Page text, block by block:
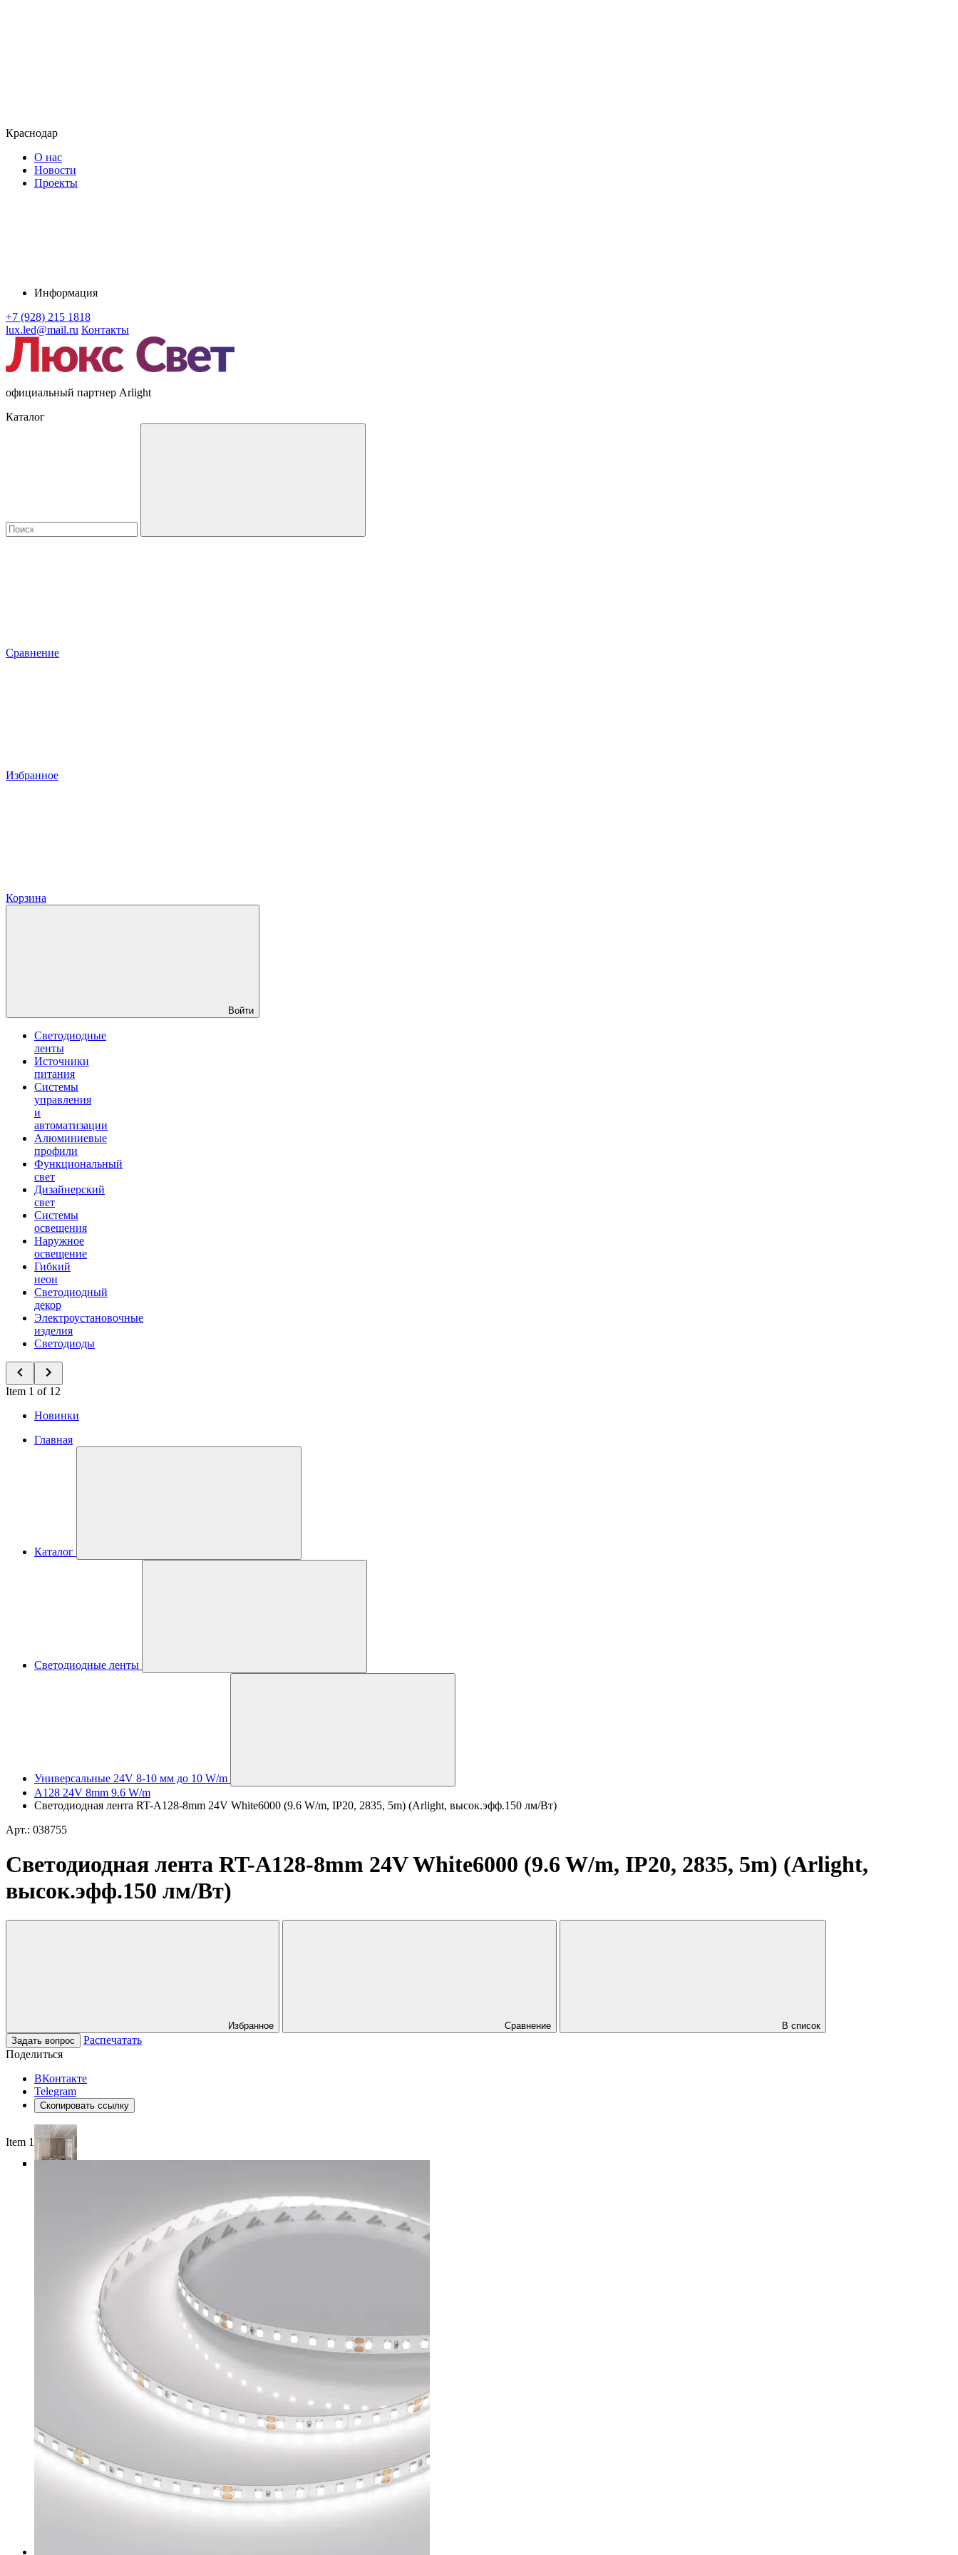
Краснодар
О нас
Новости
Проекты
Информация
+7 (928) 215 1818
lux.led@mail.ru Контакты
официальный партнер Arlight
Каталог
Сравнение
Избранное
Корзина
Войти
Светодиодные
ленты
Источники
питания
Системы
управления
и
автоматизации
Алюминиевые
профили
Функциональный
свет
Дизайнерский
свет
Системы
освещения
Наружное
освещение
Гибкий
неон
Светодиодный
декор
Электроустановочные
изделия
Светодиоды
Item 1 of 12
Новинки
Главная
Каталог
Светодиодные ленты
Универсальные 24V 8-10 мм до 10 W/m
A128 24V 8mm 9.6 W/m
Светодиодная лента RT-A128-8mm 24V White6000 (9.6 W/m, IP20, 2835, 5m) (Arlight, высок.эфф.150 лм/Вт)
Арт.: 038755
Светодиодная лента RT-A128-8mm 24V White6000 (9.6 W/m, IP20, 2835, 5m) (Arlight,
высок.эфф.150 лм/Вт)
Избранное Сравнение
В список
Задать вопрос
Распечатать
Поделиться
ВКонтакте
Telegram
Скопировать ссылку
Item 1 of 5